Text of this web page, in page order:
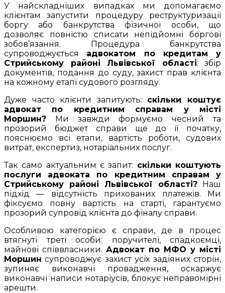
У найскладніших випадках ми допомагаємо
клієнтам запустити процедуру реструктуризації
боргу або банкрутства фізичної особи, що
дозволяє повністю списати непідйомні боргові
зобов’язання. Процедура банкрутства
супроводжується адвокатом по кредитам у
Стрийському районі Львівської області: збір
документів, подання до суду, захист прав клієнта
на кожному етапі судового розгляду.
Дуже часто клієнти запитують: скільки коштує
адвокат по кредитним справам у місті
Моршин? Ми завжди формуємо чесний та
прозорий бюджет справи ще до її початку,
пояснюємо всі етапи, вартість роботи, судових
витрат, експертиз, нотаріальних послуг.
Так само актуальним є запит: скільки коштують
послуги адвоката по кредитним справам у
Стрийському районі Львівської області? Наш
підхід — відсутність прихованих платежів. Ми
фіксуємо повну вартість на старті, гарантуємо
прозорий супровід клієнта до фіналу справи.
Особливою категорією є справи, де в процес
втягнуті треті особи: поручителі, спадкоємці,
майнові співвласники. Адвокат по МФО у місті
Моршин супроводжує захист усіх задіяних сторін,
зупиняє виконавчі провадження, оскаржує
виконавчі написи нотаріусів, блокує неправомірні
арешти.